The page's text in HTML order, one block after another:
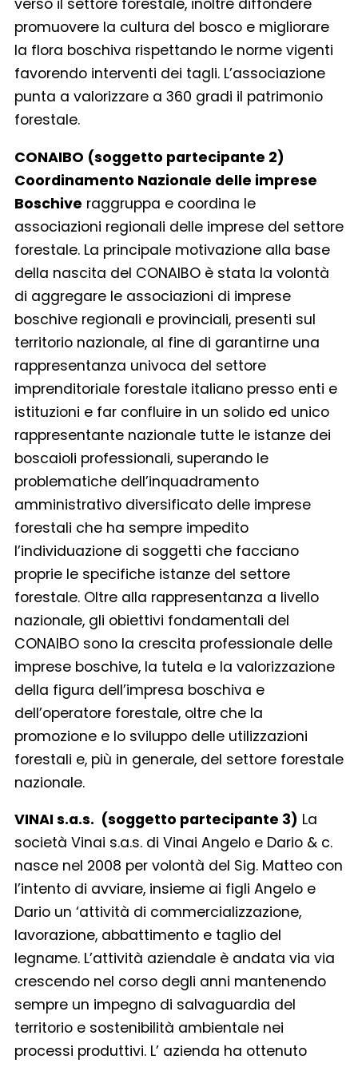
verso il settore forestale, inoltre diffondere
promuovere la cultura del bosco e migliorare
la flora boschiva rispettando le norme vigenti
favorendo interventi dei tagli. L’associazione
punta a valorizzare a 360 gradi il patrimonio
forestale.
CONAIBO (soggetto partecipante 2)
Coordinamento Nazionale delle imprese
Boschive raggruppa e coordina le
associazioni regionali delle imprese del settore
forestale. La principale motivazione alla base
della nascita del CONAIBO è stata la volontà
di aggregare le associazioni di imprese
boschive regionali e provinciali, presenti sul
territorio nazionale, al fine di garantirne una
rappresentanza univoca del settore
imprenditoriale forestale italiano presso enti e
istituzioni e far confluire in un solido ed unico
rappresentante nazionale tutte le istanze dei
boscaioli professionali, superando le
problematiche dell’inquadramento
amministrativo diversificato delle imprese
forestali che ha sempre impedito
l’individuazione di soggetti che facciano
proprie le specifiche istanze del settore
forestale. Oltre alla rappresentanza a livello
nazionale, gli obiettivi fondamentali del
CONAIBO sono la crescita professionale delle
imprese boschive, la tutela e la valorizzazione
della figura dell’impresa boschiva e
dell’operatore forestale, oltre che la
promozione e lo sviluppo delle utilizzazioni
forestali e, più in generale, del settore forestale
nazionale.
VINAI s.a.s. (soggetto partecipante 3) La
società Vinai s.a.s. di Vinai Angelo e Dario & c.
nasce nel 2008 per volontà del Sig. Matteo con
l’intento di avviare, insieme ai figli Angelo e
Dario un ‘attività di commercializzazione,
lavorazione, abbattimento e taglio del
legname. L’attività aziendale è andata via via
crescendo nel corso degli anni mantenendo
sempre un impegno di salvaguardia del
territorio e sostenibilità ambientale nei
processi produttivi. L’ azienda ha ottenuto